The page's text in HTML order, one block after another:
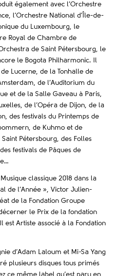
également avec l’Orchestre
l’Orchestre National d’Île-de-
du Luxembourg, le
Royal de Chambre de
de Saint Pétersbourg, le
le Bogota Philharmonic. Il
Lucerne, de la Tonhalle de
de l’Auditorium du
et de la Salle Gaveau à Paris,
de l’Opéra de Dijon, de la
des festivals du Printemps de
de Kuhmo et de
Pétersbourg, des Folles
festivals de Pâques de
classique 2018 dans la
de l’Année », Victor Julien-
de la Fondation Groupe
le Prix de la fondation
est Artiste associé à la Fondation
d’Adam Laloum et Mi-Sa Yang
plusieurs disques tous primés